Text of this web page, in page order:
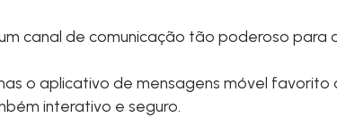
canal de comunicação tão poderoso para
o aplicativo de mensagens móvel favorito
interativo e seguro.